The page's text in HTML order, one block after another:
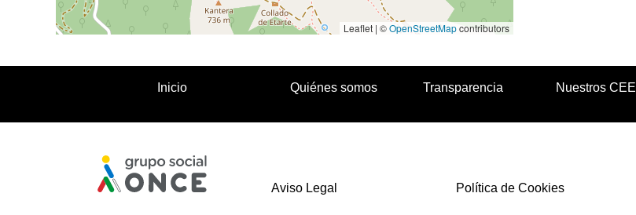
Leaflet | ©OpenStreetMapcontributors
Inicio Quiénes somos Transparencia Nuestros CEE
Aviso Legal Política de Cookies